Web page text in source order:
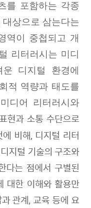
를 포함하는 각종
상으로 삼는다는
역이 중첩되고 개
리터러시는 미디
디지털 환경에
적 역량과 태도를
디어 리터러시와
현과 소통 수단으로
비해, 디지털 리터
지털 기술의 구조와
다는 점에서 구별된
대한 이해와 활용만
관계, 교육 등에 요